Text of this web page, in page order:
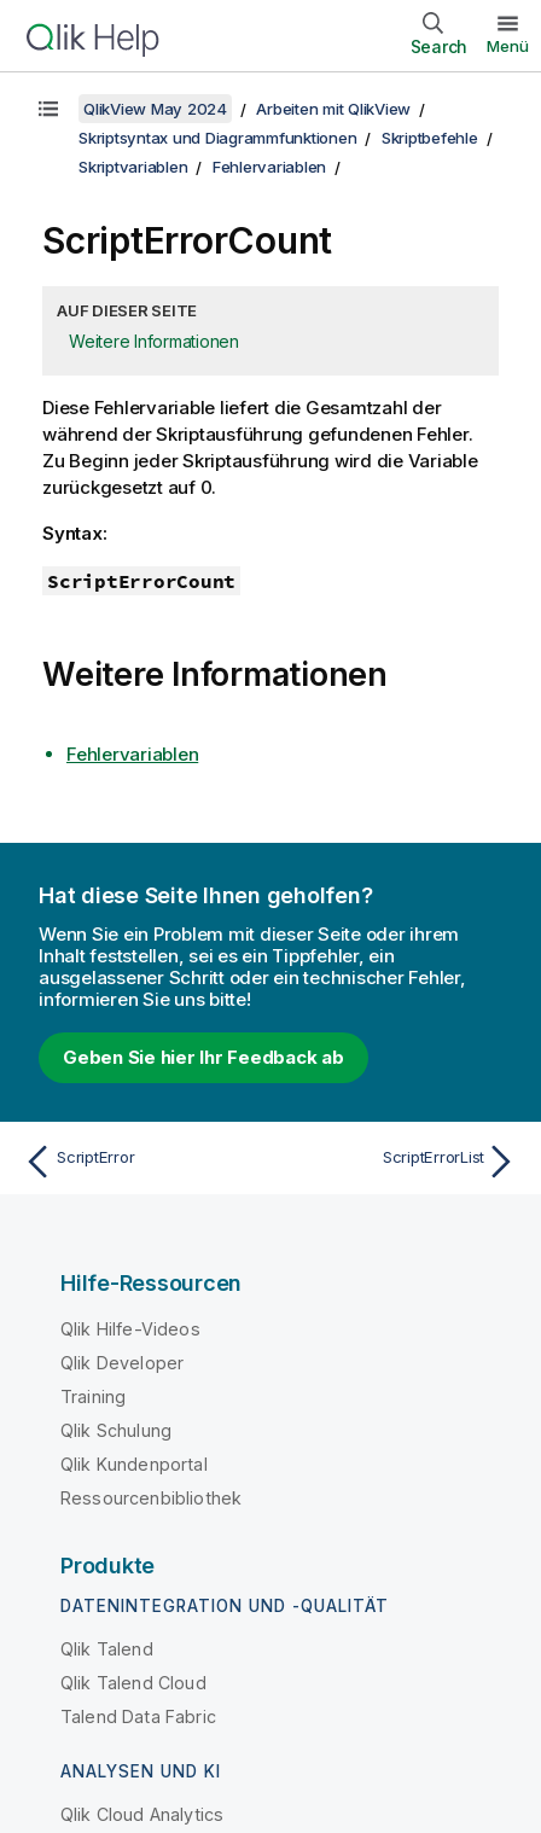
Search Menü
QlikView May 2024
Arbeiten mit QlikView
Skriptsyntax und Diagrammfunktionen
Skriptbefehle
Skriptvariablen
Fehlervariablen
ScriptErrorCount
AUF DIESER SEITE
Weitere Informationen
Diese Fehlervariable liefert die Gesamtzahl der
während der Skriptausführung gefundenen Fehler.
Zu Beginn jeder Skriptausführung wird die Variable
zurückgesetzt auf 0.
Syntax:
ScriptErrorCount
Weitere Informationen
Fehlervariablen
Hat diese Seite Ihnen geholfen?
Wenn Sie ein Problem mit dieser Seite oder ihrem
Inhalt feststellen, sei es ein Tippfehler, ein
ausgelassener Schritt oder ein technischer Fehler,
informieren Sie uns bitte!
Geben Sie hier Ihr Feedback ab
ScriptError ScriptErrorList
Hilfe-Ressourcen
Qlik Hilfe-Videos
Qlik Developer
Training
Qlik Schulung
Qlik Kundenportal
Ressourcenbibliothek
Produkte
DATENINTEGRATION UND -QUALITÄT
Qlik Talend
Qlik Talend Cloud
Talend Data Fabric
ANALYSEN UND KI
Qlik Cloud Analytics